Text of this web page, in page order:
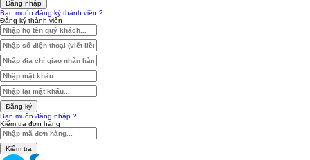
Đăng nhập
Bạn muốn đăng ký thành viên ?
Đăng ký thành viên
Đăng ký
Bạn muốn đăng nhập ?
Kiểm tra đơn hàng
Kiểm tra